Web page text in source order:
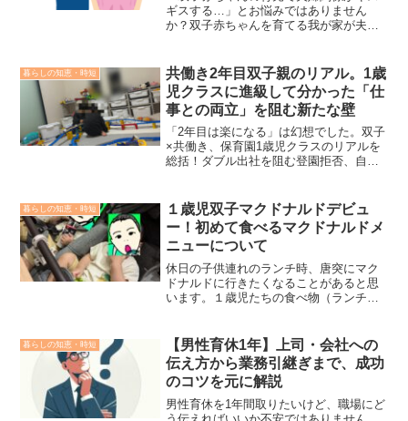
と思うのかを本記事で紹介します。
ギスする…」とお悩みではありません
か？双子赤ちゃんを育てる我が家が夫婦
し、心に余裕を持てるようになるための
実践的で即実行可能なコツです。
暮らしの知恵・時短
共働き2年目双子親のリアル。1歳
児クラスに進級して分かった「仕
事との両立」を阻む新たな壁
「2年目は楽になる」は幻想でした。双子
×共働き、保育園1歳児クラスのリアルを
総括！ダブル出社を阻む登園拒否、自転
向かうか？我が家の事例と本音を綴りま
す。
暮らしの知恵・時短
１歳児双子マクドナルドデビュ
ー！初めて食べるマクドナルドメ
ニューについて
休日の子供連れのランチ時、唐突にマク
ドナルドに行きたくなることがあると思
います。１歳児たちの食べ物（ランチセ
てあるのか。そのような不安を持たれて
いる方に、１歳児でも食べられるメニュ
ーがあり無事マクドナルドデビューでき
ましたので紹介します。
暮らしの知恵・時短
【男性育休1年】上司・会社への
伝え方から業務引継ぎまで、成功
のコツを元に解説
男性育休を1年間取りたいけど、職場にど